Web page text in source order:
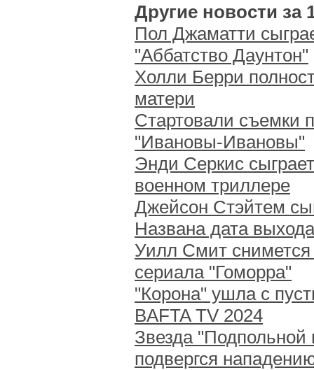
Другие новости за
Пол Джаматти
"Аббатство Даунтон"
Холли Берри
матери
Стартовали съемки
"Ивановы-Ивановы"
Энди Серкис
военном триллере
Джейсон Стэйтем
Названа дата
Уилл Смит
сериала "Гоморра"
"Корона" ушла с
BAFTA TV 2024
Звезда
подвергся